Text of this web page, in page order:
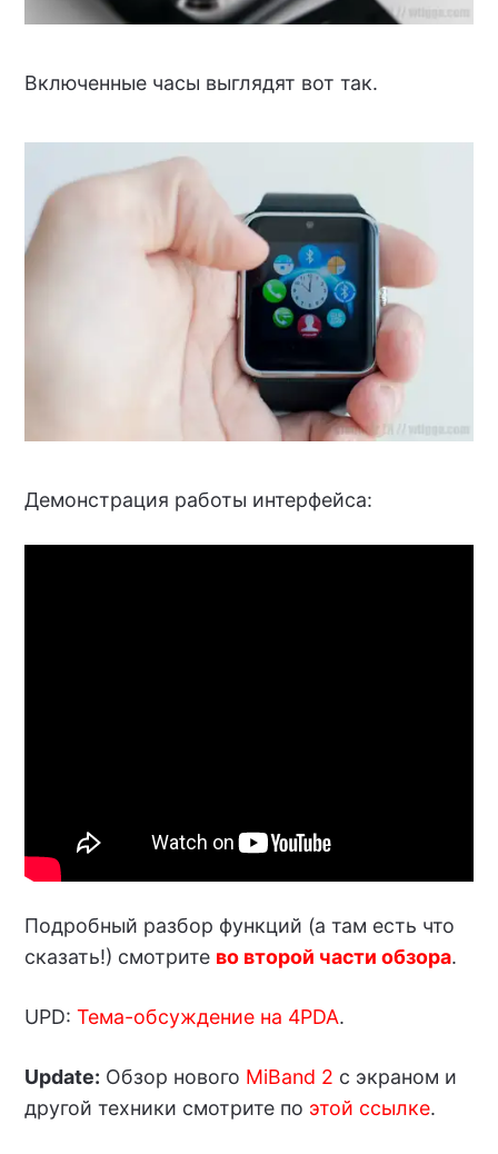
Включенные часы выглядят вот так.
Демонстрация работы интерфейса:
Подробный разбор функций (а там есть что
сказать!) смотрите во второй части обзора.
UPD: Тема-обсуждение на 4PDA.
Update: Обзор нового MiBand 2 с экраном и
другой техники смотрите по этой ссылке.